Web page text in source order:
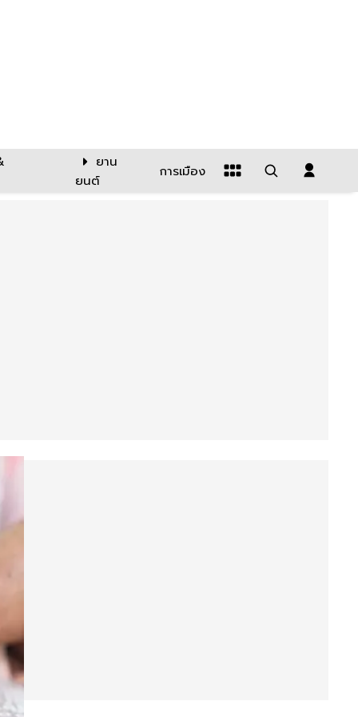
ยาน
ยนต์
การเมือง